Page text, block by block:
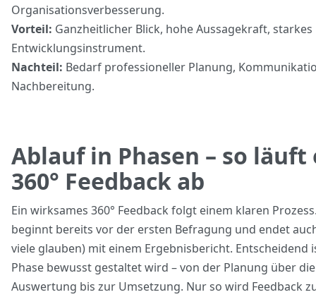
Organisationsverbesserung.
Vorteil: Ganzheitlicher Blick, hohe Aussagekraft, starkes
Entwicklungsinstrument.
Nachteil: Bedarf professioneller Planung,
Nachbereitung.
Ablauf in Phasen – so läuft
360° Feedback ab
Ein wirksames 360° Feedback folgt einem klaren
beginnt bereits vor der ersten Befragung und endet
viele glauben) mit einem Ergebnisbericht. Entscheidend
Phase bewusst gestaltet wird – von der Planung über die
Auswertung bis zur Umsetzung. Nur so wird Feedback